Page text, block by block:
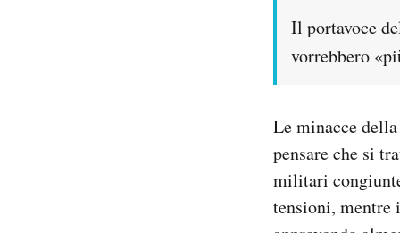
Il portavoce
vorrebbero
Le minacce
pensare che si
militari
tensioni, mentre